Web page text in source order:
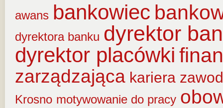
awans bankowiec
dyrektora banku dyrektor
dyrektor placówki
zarządzająca kariera
Krosno motywowanie do pracy